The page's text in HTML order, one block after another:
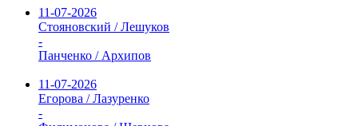
11-07-2026
Стояновский / Лешуков
-
Панченко / Архипов
11-07-2026
Егорова / Лазуренко
-